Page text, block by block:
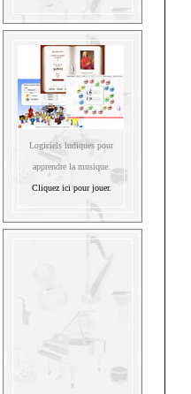
Logiciels ludiques pour
apprendre la musique.
Cliquez ici pour jouer.